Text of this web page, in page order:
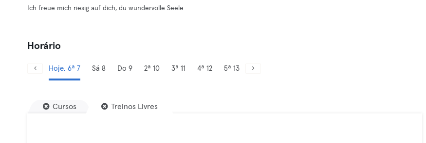
Ich freue mich riesig auf dich, du wundervolle Seele
Horário
Hoje, 6ª 7 Sá 8 Do 9 2ª 10 3ª 11 4ª 12 5ª 13
Cursos Treinos Livres